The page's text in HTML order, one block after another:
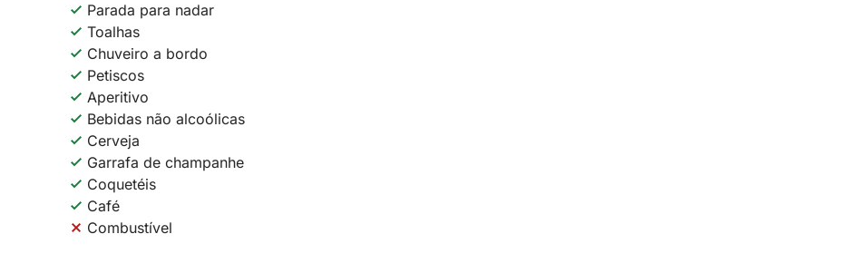
Parada para nadar
Toalhas
Chuveiro a bordo
Petiscos
Aperitivo
Bebidas não alcoólicas
Cerveja
Garrafa de champanhe
Coquetéis
Café
Combustível